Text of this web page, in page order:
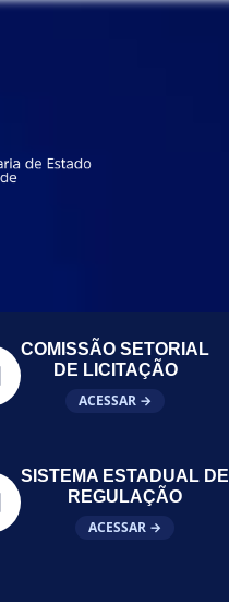
COMISSÃO SETORIAL
DE LICITAÇÃO
ACESSAR →
SISTEMA ESTADUAL DE
REGULAÇÃO
ACESSAR →